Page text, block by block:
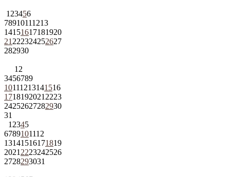
1 23456
78910111213
14151617181920
21 222324252627
282930
1 2
3456789
10111213141516
1718192021 2223
24252627282930
31
1 2345
6789101112
13141516171819
2021 2223242526
2728293031